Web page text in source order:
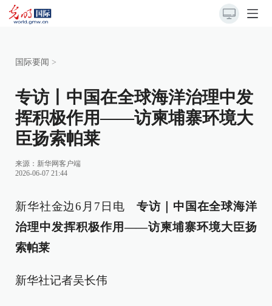
国际要闻 >
专访丨中国在全球海洋治理中发
挥积极作用——访柬埔寨环境大
臣扬索帕莱
来源：新华网客户端
2026-06-07 21:44
新华社金边6月7日电专访｜中国在全球海洋
治理中发挥积极作用——访柬埔寨环境大臣扬
索帕莱
新华社记者吴长伟